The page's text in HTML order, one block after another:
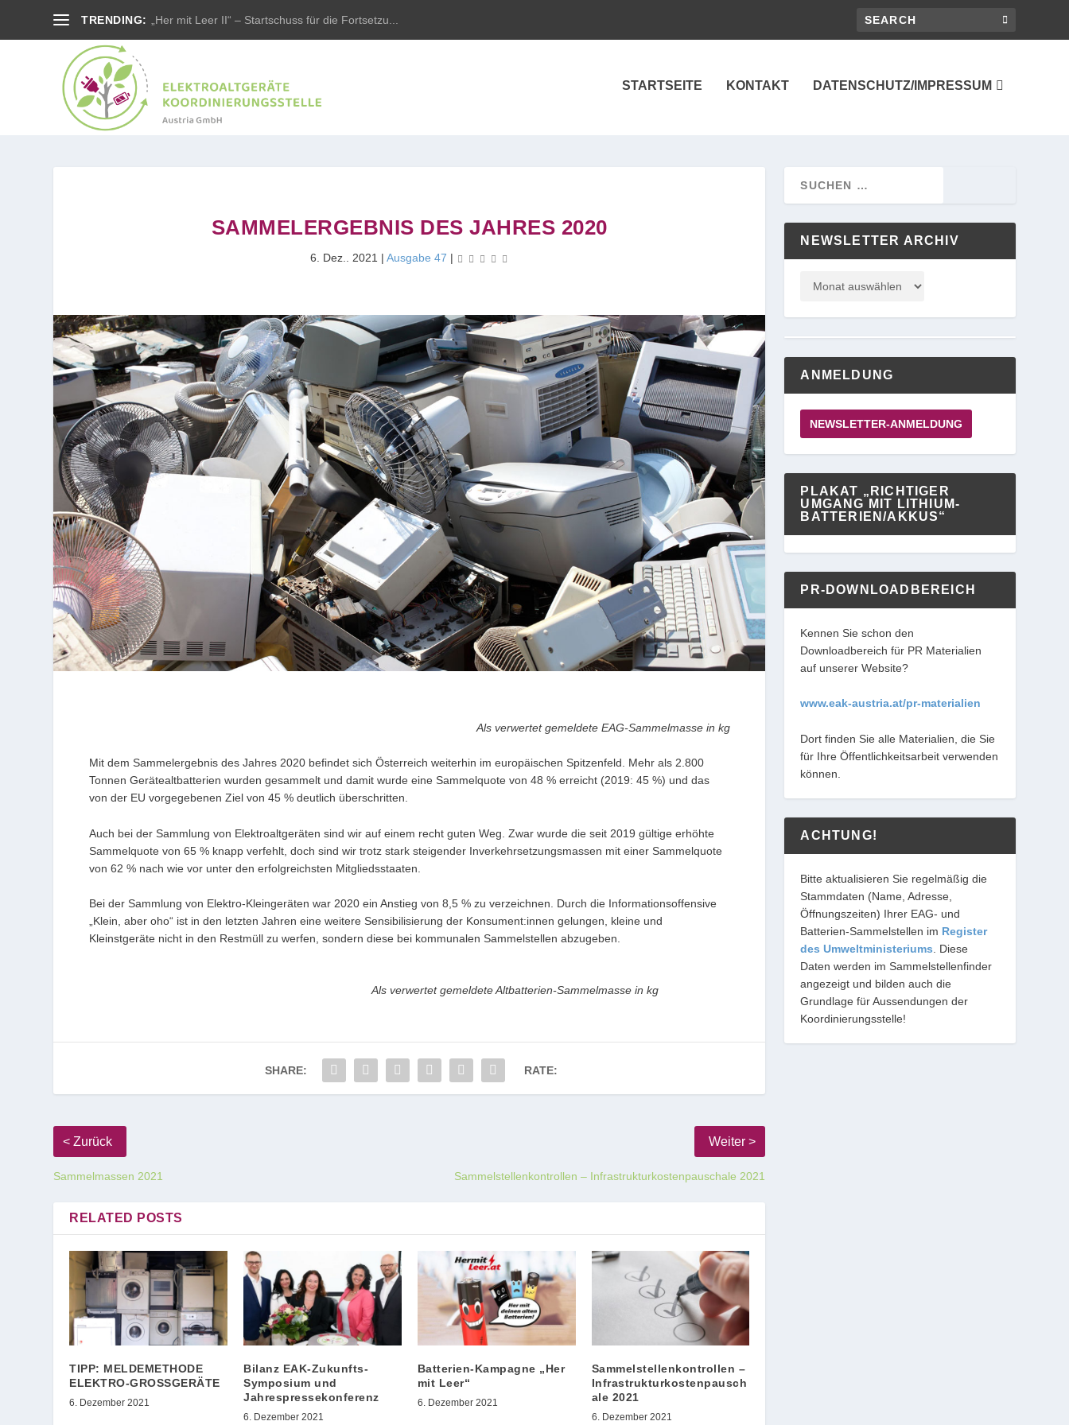
TRENDING: „Her mit Leer II“ – Startschuss für die Fortsetzu...
STARTSEITE KONTAKT DATENSCHUTZ/IMPRESSUM
SAMMELERGEBNIS DES JAHRES 2020
6. Dez.. 2021 | Ausgabe 47 |
Als verwertet gemeldete EAG-Sammelmasse in kg
Mit dem Sammelergebnis des Jahres 2020 befindet sich Österreich weiterhin im europäischen Spitzenfeld. Mehr als 2.800
Tonnen Gerätealtbatterien wurden gesammelt und damit wurde eine Sammelquote von 48 % erreicht (2019: 45 %) und das
von der EU vorgegebenen Ziel von 45 % deutlich überschritten.
Auch bei der Sammlung von Elektroaltgeräten sind wir auf einem recht guten Weg. Zwar wurde die seit 2019 gültige erhöhte
Sammelquote von 65 % knapp verfehlt, doch sind wir trotz stark steigender Inverkehrsetzungsmassen mit einer Sammelquote
von 62 % nach wie vor unter den erfolgreichsten Mitgliedsstaaten.
Bei der Sammlung von Elektro-Kleingeräten war 2020 ein Anstieg von 8,5 % zu verzeichnen. Durch die Informationsoffensive
„Klein, aber oho“ ist in den letzten Jahren eine weitere Sensibilisierung der Konsument:innen gelungen, kleine und
Kleinstgeräte nicht in den Restmüll zu werfen, sondern diese bei kommunalen Sammelstellen abzugeben.
Als verwertet gemeldete Altbatterien-Sammelmasse in kg
SHARE: RATE:
Sammelmassen 2021 Sammelstellenkontrollen – Infrastrukturkostenpauschale 2021
RELATED POSTS
TIPP: MELDEMETHODE
ELEKTRO-GROSSGERÄTE
6. Dezember 2021
Bilanz EAK-Zukunfts-
Symposium und
Jahrespressekonferenz
6. Dezember 2021
Batterien-Kampagne „Her
mit Leer“
6. Dezember 2021
Sammelstellenkontrollen –
Infrastrukturkostenpausch
ale 2021
6. Dezember 2021
NEWSLETTER ARCHIV
ANMELDUNG
NEWSLETTER-ANMELDUNG
PLAKAT „RICHTIGER
UMGANG MIT LITHIUM-
BATTERIEN/AKKUS“
PR-DOWNLOADBEREICH
Kennen Sie schon den
Downloadbereich für PR Materialien
auf unserer Website?
www.eak-austria.at/pr-materialien
Dort finden Sie alle Materialien, die Sie
für Ihre Öffentlichkeitsarbeit verwenden
können.
ACHTUNG!
Bitte aktualisieren Sie regelmäßig die
Stammdaten (Name, Adresse,
Öffnungszeiten) Ihrer EAG- und
Batterien-Sammelstellen im Register
des Umweltministeriums . Diese
Daten werden im Sammelstellenfinder
angezeigt und bilden auch die
Grundlage für Aussendungen der
Koordinierungsstelle!